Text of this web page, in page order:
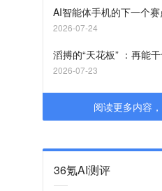
AI智能体手机的下一个
2026-07-24
滔搏的“天花板” ：再能
2026-07-23
阅读更多内容
36氪AI测评